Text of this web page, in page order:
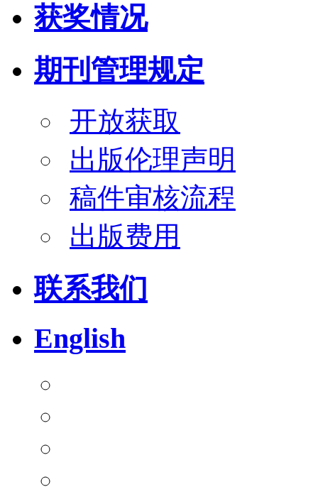
获奖情况
期刊管理规定
开放获取
出版伦理声明
稿件审核流程
出版费用
联系我们
English